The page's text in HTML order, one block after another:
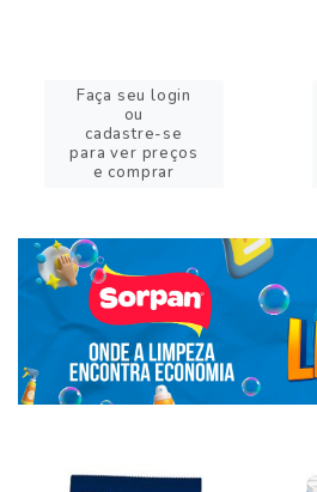
Faça seu login
ou
cadastre-se
para ver preços
e comprar